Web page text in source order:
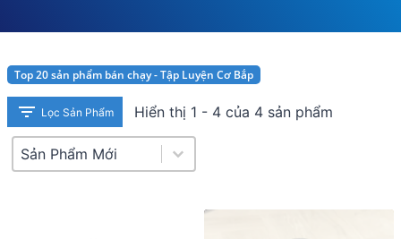
Top 20 sản phẩm bán chạy - Tập Luyện Cơ Bắp
Lọc Sản Phẩm Hiển thị 1 - 4 của 4 sản phẩm
Product Sort
Sort content